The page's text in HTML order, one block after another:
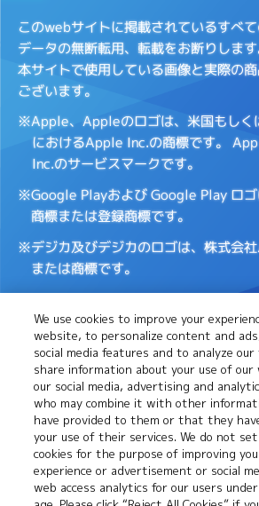
このwebサイトに掲載されているすべ
データの無断転用、転載をお断りします
本サイトで使用している画像と実際の
ございます。
※Apple、Appleのロゴは、米国もしく
におけるApple Inc.の商標です。
Inc.のサービスマークです。
※Google Playおよび Google Play ロ
商標または登録商標です。
※デジカ及びデジカのロゴは、株式会
または商標です。
推奨環境について
プライバシーポリシー プライ
お問い合わせ
We use cookies to improve your
website, to personalize content and
social media features and to analyze our
share information about your use of
our social media, advertising and
who may combine it with other
have provided to them or that they
your use of their services. We do not
cookies for the purpose of improving
experience or advertisement or social
web access analytics for our users